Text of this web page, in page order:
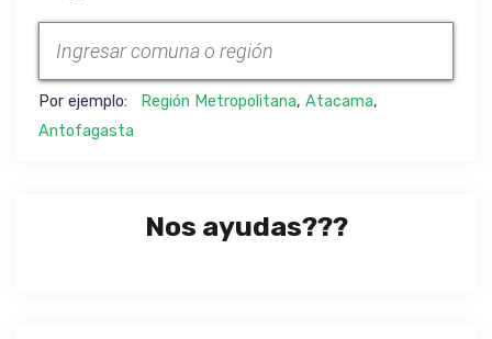
Por ejemplo: Región Metropolitana, Atacama,
Antofagasta
Nos ayudas???